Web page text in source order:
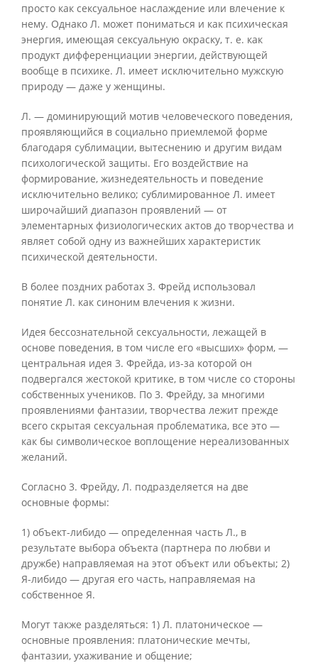
просто как сексуальное наслаждение или влечение к
нему. Однако Л. может пониматься и как психическая
энергия, имеющая сексуальную окраску, т. е. как
продукт дифференциации энергии, действующей
вообще в психике. Л. имеет исключительно мужскую
природу — даже у женщины.
Л. — доминирующий мотив человеческого поведения,
проявляющийся в социально приемлемой форме
благодаря сублимации, вытеснению и другим видам
психологической защиты. Его воздействие на
формирование, жизнедеятельность и поведение
исключительно велико; сублимированное Л. имеет
широчайший диапазон проявлений — от
элементарных физиологических актов до творчества и
являет собой одну из важнейших характеристик
психической деятельности.
В более поздних работах 3. Фрейд использовал
понятие Л. как синоним влечения к жизни.
Идея бессознательной сексуальности, лежащей в
основе поведения, в том числе его «высших» форм, —
центральная идея 3. Фрейда, из-за которой он
подвергался жестокой критике, в том числе со стороны
собственных учеников. По 3. Фрейду, за многими
проявлениями фантазии, творчества лежит прежде
всего скрытая сексуальная проблематика, все это —
как бы символическое воплощение нереализованных
желаний.
Согласно 3. Фрейду, Л. подразделяется на две
основные формы:
1) объект-либидо — определенная часть Л., в
результате выбора объекта (партнера по любви и
дружбе) направляемая на этот объект или объекты; 2)
Я-либидо — другая его часть, направляемая на
собственное Я.
Могут также разделяться: 1) Л. платоническое —
основные проявления: платонические мечты,
фантазии, ухаживание и общение;